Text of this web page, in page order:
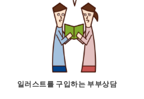
일러스트를 구입하는 부부상담